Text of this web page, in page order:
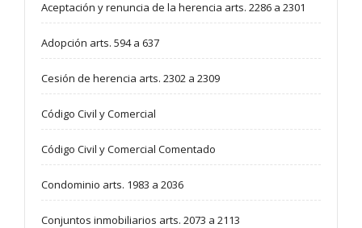
Aceptación y renuncia de la herencia arts. 2286 a 2301
Adopción arts. 594 a 637
Cesión de herencia arts. 2302 a 2309
Código Civil y Comercial
Código Civil y Comercial Comentado
Condominio arts. 1983 a 2036
Conjuntos inmobiliarios arts. 2073 a 2113